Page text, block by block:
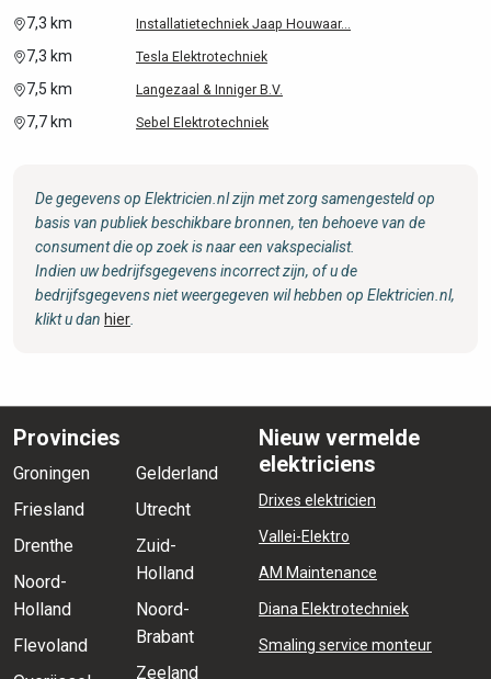
7,3 km Installatietechniek Jaap Houwaar...
7,3 km Tesla Elektrotechniek
7,5 km Langezaal & Inniger B.V.
7,7 km Sebel Elektrotechniek
De gegevens op Elektricien.nl zijn met zorg samengesteld op
basis van publiek beschikbare bronnen, ten behoeve van de
consument die op zoek is naar een vakspecialist.
Indien uw bedrijfsgegevens incorrect zijn, of u de
bedrijfsgegevens niet weergegeven wil hebben op Elektricien.nl,
klikt u dan hier
Provincies
Groningen
Friesland
Drenthe
Noord-
Holland
Flevoland
Gelderland
Utrecht
Zuid-
Holland
Noord-
Brabant
Zeeland
Nieuw vermelde
elektriciens
Drixes elektricien
Vallei-Elektro
AM Maintenance
Diana Elektrotechniek
Smaling service monteur